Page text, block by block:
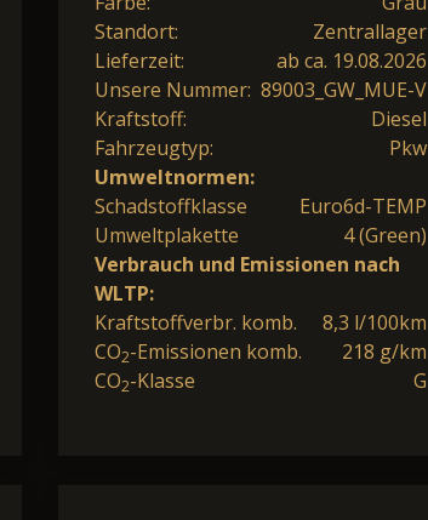
Standort:
Zentrallager
Lieferzeit:
ab ca. 19.08.2026
Unsere Nummer: 89003_GW_MUE-V
Kraftstoff:
Diesel
Fahrzeugtyp:
Pkw
Umweltnormen:
Schadstoffklasse
Euro6d-TEMP
Umweltplakette
4 (Green)
Verbrauch und Emissionen nach
WLTP:
Kraftstoffverbr. komb.
8,3 l/100km
CO2-Emissionen komb.
218 g/km
CO2-Klasse G